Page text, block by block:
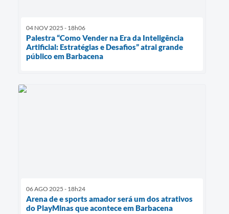
04 NOV 2025 - 18h06
Palestra “Como Vender na Era da Inteligência
Artificial: Estratégias e Desafios” atrai grande
público em Barbacena
06 AGO 2025 - 18h24
Arena de e sports amador será um dos atrativos
do PlayMinas que acontece em Barbacena